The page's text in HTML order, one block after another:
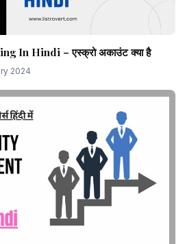
In Hindi – एस्क्रो अकाउंट क्या है
2024